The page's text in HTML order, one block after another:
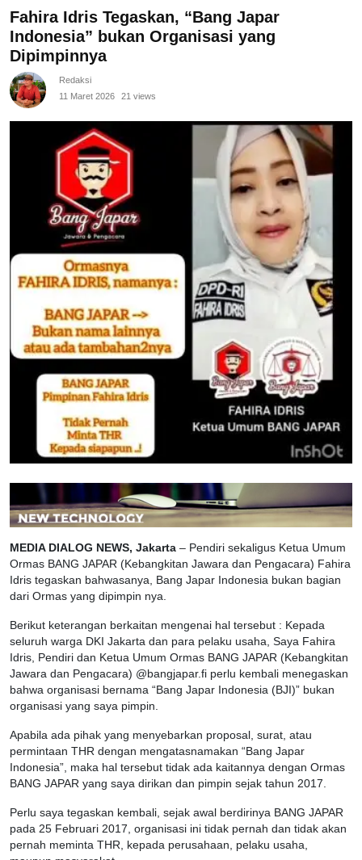
Fahira Idris Tegaskan, “Bang Japar
Indonesia” bukan Organisasi yang
Dipimpinnya
Redaksi
11 Maret 2026
21 views
MEDIA DIALOG NEWS, Jakarta – Pendiri sekaligus Ketua Umum
Ormas BANG JAPAR (Kebangkitan Jawara dan Pengacara) Fahira
Idris tegaskan bahwasanya, Bang Japar Indonesia bukan bagian
dari Ormas yang dipimpin nya.
Berikut keterangan berkaitan mengenai hal tersebut : Kepada
seluruh warga DKI Jakarta dan para pelaku usaha, Saya Fahira
Idris, Pendiri dan Ketua Umum Ormas BANG JAPAR (Kebangkitan
Jawara dan Pengacara) @bangjapar.fi perlu kembali menegaskan
bahwa organisasi bernama “Bang Japar Indonesia (BJI)” bukan
organisasi yang saya pimpin.
Apabila ada pihak yang menyebarkan proposal, surat, atau
permintaan THR dengan mengatasnamakan “Bang Japar
Indonesia”, maka hal tersebut tidak ada kaitannya dengan Ormas
BANG JAPAR yang saya dirikan dan pimpin sejak tahun 2017.
Perlu saya tegaskan kembali, sejak awal berdirinya BANG JAPAR
pada 25 Februari 2017, organisasi ini tidak pernah dan tidak akan
pernah meminta THR, kepada perusahaan, pelaku usaha,